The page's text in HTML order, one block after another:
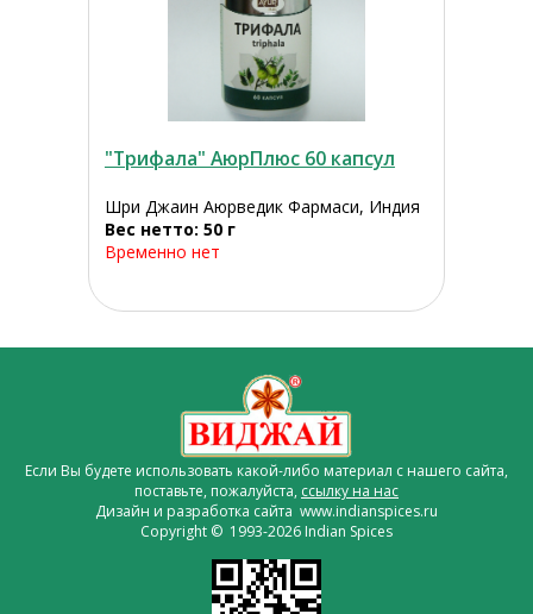
"Трифала" АюрПлюс 60 капсул
Шри Джаин Аюрведик Фармаси, Индия
Вес нетто: 50 г
Временно нет
Если Вы будете использовать какой-либо материал с нашего сайта,
поставьте, пожалуйста, ссылку на нас
Дизайн и разработка сайта www.indianspices.ru
Copyright © 1993-2026 Indian Spices